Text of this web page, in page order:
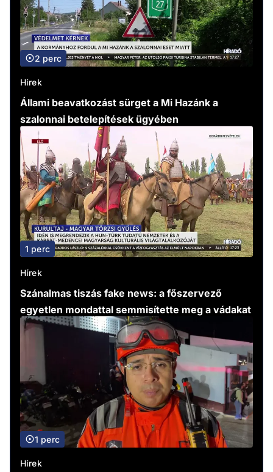
2 perc
Hírek
Állami beavatkozást sürget a Mi Hazánk a
szalonnai betelepítések ügyében
1 perc
Hírek
Szánalmas tiszás fake news: a főszervező
egyetlen mondattal semmisítette meg a vádakat
1 perc
Hírek